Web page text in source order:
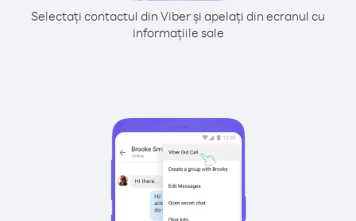
Selectați contactul din Viber și apelați din ecranul cu
informațiile sale